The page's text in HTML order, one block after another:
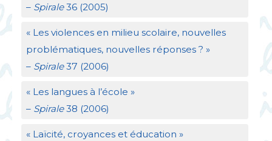
– Spirale36 (2005)
« Les violences en milieu scolaire, nouvelles
problématiques, nouvelles réponses ? »
– Spirale37 (2006)
« Les langues à l’école »
– Spirale38 (2006)
« Laïcité, croyances et éducation »